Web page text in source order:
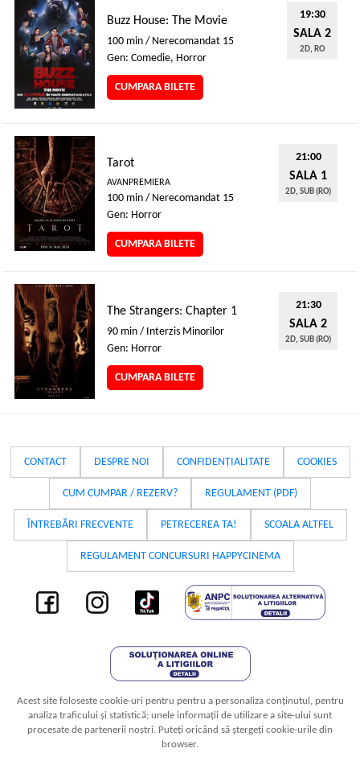
Buzz House: The Movie
100 min / Nerecomandat 15
Gen: Comedie, Horror
CUMPARA BILETE
19:30
SALA 2
2D, RO
Tarot
AVANPREMIERA
100 min / Nerecomandat 15
Gen: Horror
CUMPARA BILETE
21:00
SALA 1
2D, SUB (RO)
The Strangers: Chapter 1
90 min / Interzis Minorilor
Gen: Horror
CUMPARA BILETE
21:30
SALA 2
2D, SUB (RO)
CONTACT DESPRE NOI CONFIDENȚIALITATE COOKIES
CUM CUMPAR / REZERV? REGULAMENT (PDF)
ÎNTREBĂRI FRECVENTE PETRECEREA TA! SCOALA ALTFEL
REGULAMENT CONCURSURI HAPPYCINEMA
Acest site foloseste cookie-uri pentru pentru a personaliza conținutul, pentru
analiza traficului și statistică; unele informații de utilizare a site-ului sunt
procesate de partenerii noștri. Puteți oricând să ștergeți cookie-urile din
browser.